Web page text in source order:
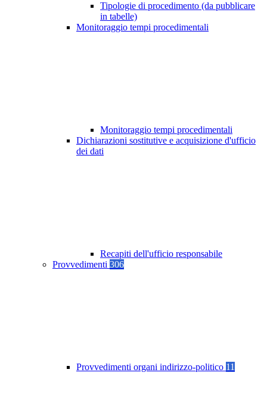
Tipologie di procedimento (da pubblicare
in tabelle)
Monitoraggio tempi procedimentali
Monitoraggio tempi procedimentali
Dichiarazioni sostitutive e acquisizione d'ufficio
dei dati
Recapiti dell'ufficio responsabile
Provvedimenti 306
Provvedimenti organi indirizzo-politico 11